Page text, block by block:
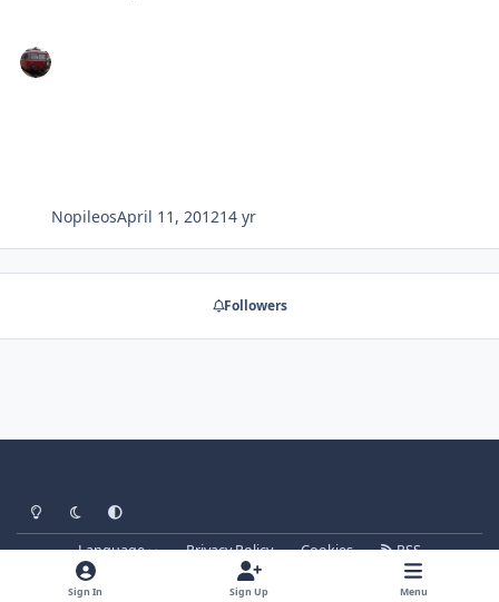
NopileosApril 11, 201214 yr
Followers
Light ModeDark ModeSystem Preference
Language Privacy Policy Cookies
RSS
forum.signalsoft.info
Powered by Invision Community
Sign In Sign Up Menu